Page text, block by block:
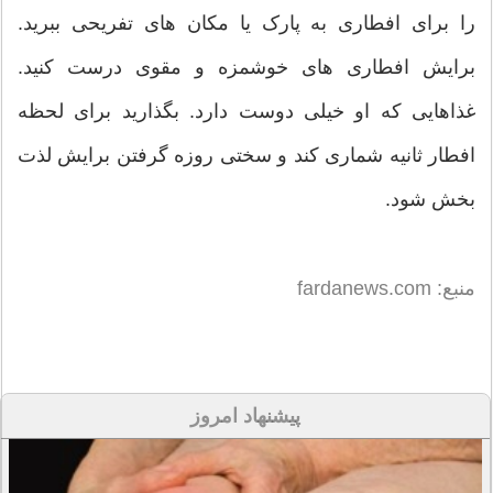
را برای افطاری به پارک یا مکان های تفریحی ببرید.
برایش افطاری های خوشمزه و مقوی درست کنید.
غذاهایی که او خیلی دوست دارد. بگذارید برای لحظه
افطار ثانیه شماری کند و سختی روزه گرفتن برایش لذت
بخش شود.
منبع: fardanews.com
پیشنهاد امروز